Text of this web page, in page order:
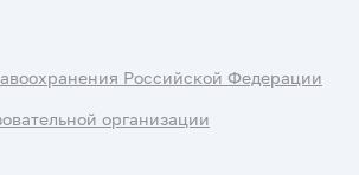
Российской Федерации
организации